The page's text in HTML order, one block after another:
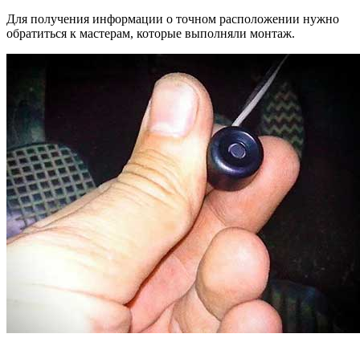
Для получения информации о точном расположении нужно
обратиться к мастерам, которые выполняли монтаж.